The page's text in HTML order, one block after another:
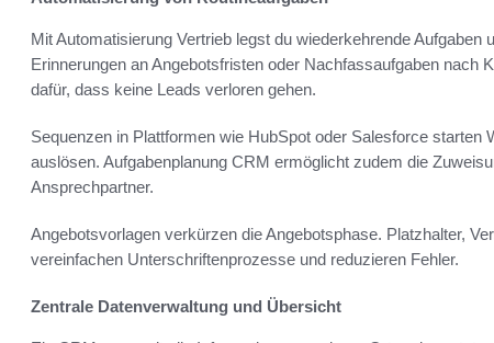
Mit Automatisierung Vertrieb legst du wiederkehrende Aufgaben
Erinnerungen an Angebotsfristen oder Nachfassaufgaben nach
dafür, dass keine Leads verloren gehen.
Sequenzen in Plattformen wie HubSpot oder Salesforce
auslösen. Aufgabenplanung CRM ermöglicht zudem die
Ansprechpartner.
Angebotsvorlagen verkürzen die Angebotsphase. Platzhalter,
vereinfachen Unterschriftenprozesse und reduzieren Fehler.
Zentrale Datenverwaltung und Übersicht